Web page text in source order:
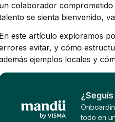
un colaborador
se sienta bienvenido,
En este artículo exploramos
evitar, y cómo
ejemplos locales y
todo en